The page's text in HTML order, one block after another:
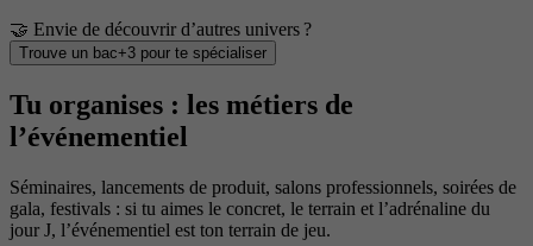
🤝 Envie de découvrir d’autres univers ?
Trouve un bac+3 pour te spécialiser
Tu organises : les métiers de
l’événementiel
Séminaires, lancements de produit, salons professionnels, soirées de
gala, festivals : si tu aimes le concret, le terrain et l’adrénaline du
jour J, l’événementiel est ton terrain de jeu.